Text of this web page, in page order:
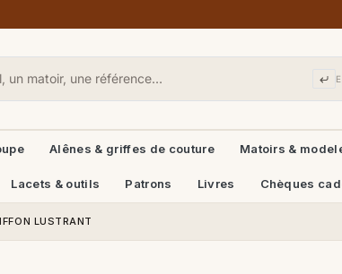
Alênes & griffes de couture Matoirs &
Lacets & outils Patrons Livres Chèques
LUSTRANT